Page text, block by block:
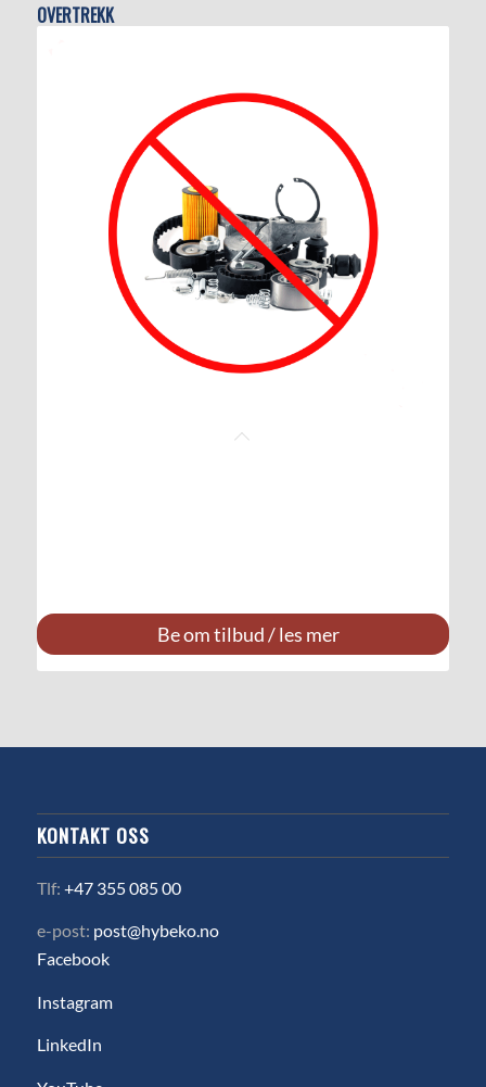
OVERTREKK
Be om tilbud / les mer
KONTAKT OSS
Tlf: +47 355 085 00
e-post: post@hybeko.no
Facebook
Instagram
LinkedIn